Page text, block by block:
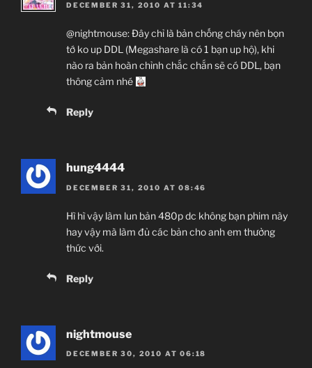
DECEMBER 31, 2010 AT 11:34
@nightmouse: Đây chỉ là bản chống cháy nên bọn
tớ ko up DDL (Megashare là có 1 bạn up hộ), khi
nào ra bản hoàn chỉnh chắc chắn sẽ có DDL, bạn
thông cảm nhé
Reply
hung4444
DECEMBER 31, 2010 AT 08:46
Hì hì vậy làm lun bản 480p dc không bạn phim này
hay vậy mà làm đủ các bản cho anh em thưởng
thức với.
Reply
nightmouse
DECEMBER 30, 2010 AT 06:18